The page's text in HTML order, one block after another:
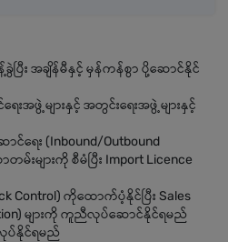
ပြီး အချိန်မီနှင့် မှန်ကန်စွာ ပို့ဆောင်နိုင်
းအဖွဲ့များနှင့် အတွင်းရေးအဖွဲ့များနှင့်
ေး (Inbound/Outbound
းများကို စီမံပြီး Import Licence
Control) ကိုထောက်ပံ့နိုင်ပြီး Sales
များကို ကူညီလုပ်ဆောင်နိုင်ရမည်
လုပ်နိုင်ရမည်